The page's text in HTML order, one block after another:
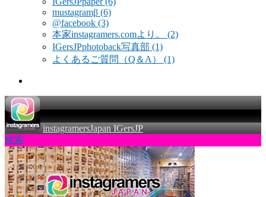
mustagramβ (6)
@facebook (3)
本家instagramers.comより。 (2)
IGersJPphotoback写真部 (1)
よくあるご質問（Q＆A） (1)
instagramersJapan IGersJP
検索